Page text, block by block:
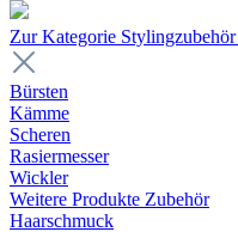
Zur Kategorie Stylingzubehör
Bürsten
Kämme
Scheren
Rasiermesser
Wickler
Weitere Produkte Zubehör
Haarschmuck